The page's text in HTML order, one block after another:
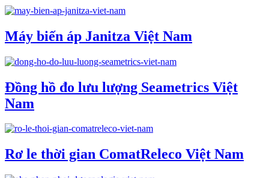
Máy biến áp Janitza Việt Nam
Đồng hồ đo lưu lượng Seametrics Việt
Nam
Rơ le thời gian ComatReleco Việt Nam